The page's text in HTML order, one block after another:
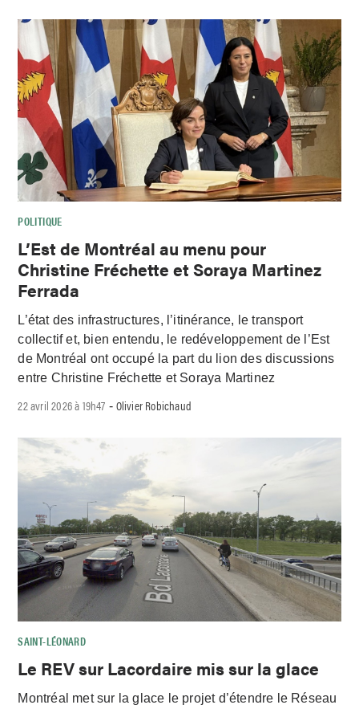
POLITIQUE
L’Est de Montréal au menu pour
Christine Fréchette et Soraya Martinez
Ferrada
L’état des infrastructures, l’itinérance, le transport
collectif et, bien entendu, le redéveloppement de l’Est
de Montréal ont occupé la part du lion des discussions
entre Christine Fréchette et Soraya Martinez
22 avril 2026 à 19h47 - Olivier Robichaud
SAINT-LÉONARD
Le REV sur Lacordaire mis sur la glace
Montréal met sur la glace le projet d’étendre le Réseau